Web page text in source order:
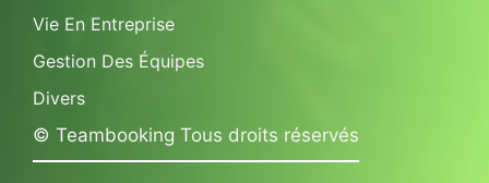
Vie En Entreprise
Gestion Des Équipes
Divers
© Teambooking Tous droits réservés